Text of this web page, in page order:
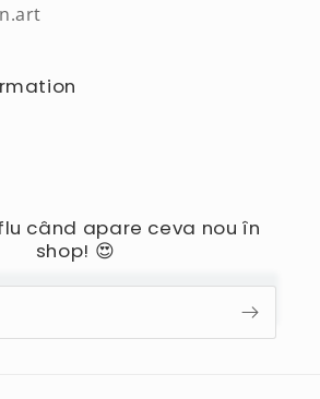
când apare ceva nou în
shop! 😍